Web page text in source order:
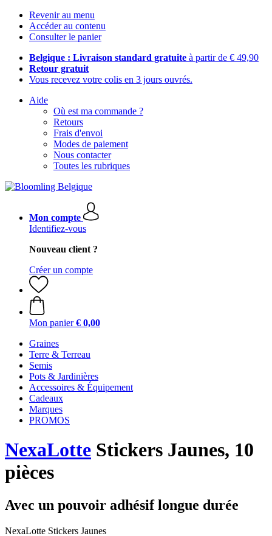
Revenir au menu
Accéder au contenu
Consulter le panier
Belgique : Livraison standard gratuite à partir de € 49,90
Retour gratuit
Vous recevez votre colis en 3 jours ouvrés.
Aide
Où est ma commande ?
Retours
Frais d'envoi
Modes de paiement
Nous contacter
Toutes les rubriques
Mon compte
Identifiez-vous
Nouveau client ?
Créer un compte
Mon panier € 0,00
Graines
Terre & Terreau
Semis
Pots & Jardinières
Accessoires & Équipement
Cadeaux
Marques
PROMOS
NexaLotte Stickers Jaunes, 10
pièces
Avec un pouvoir adhésif longue durée
NexaLotte Stickers Jaunes